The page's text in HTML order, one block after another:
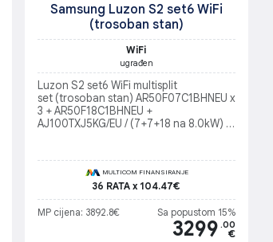
Samsung Luzon S2 set6 WiFi
(trosoban stan)
WiFi
ugrađen
Luzon S2 set6 WiFi multisplit
set (trosoban stan) AR50F07C1BHNEU x
3 + AR50F18C1BHNEU +
AJ100TXJ5KG/EU / (7+7+18 na 8.0kW) /
MULTICOM FINANSIRANJE
36 RATA x 104.47€
MP cijena: 3892.8€ Sa popustom 15%
3299 .00
€